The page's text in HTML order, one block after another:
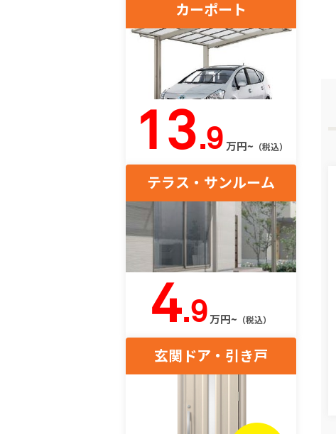
カーポート
13.9 万円~ （税込）
テラス・サンルーム
4.9万円~ （税込）
玄関ドア・引き戸